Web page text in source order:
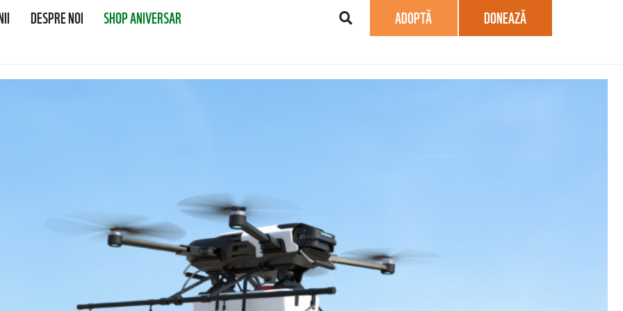
DESPRE NOI SHOP ANIVERSAR ADOPTĂ DONEAZĂ